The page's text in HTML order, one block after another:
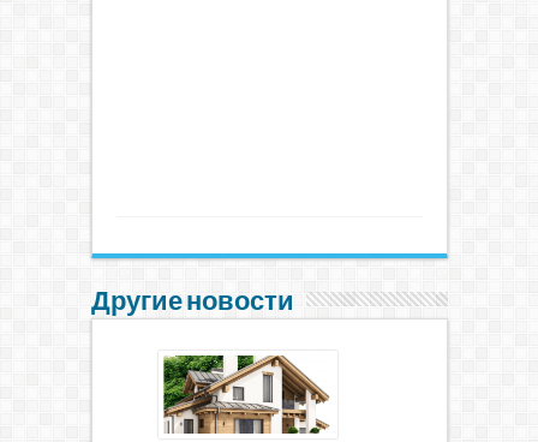
Другие новости